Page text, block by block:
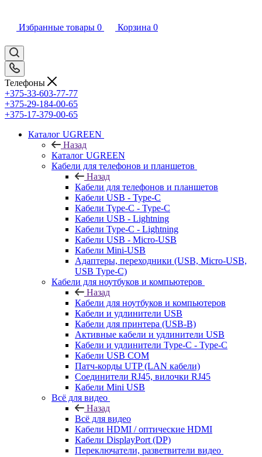
Избранные товары 0 Корзина 0
Телефоны
+375-33-603-77-77
+375-29-184-00-65
+375-17-379-00-65
Каталог UGREEN
Назад
Каталог UGREEN
Кабели для телефонов и планшетов
Назад
Кабели для телефонов и планшетов
Кабели USB - Type-C
Кабели Type-C - Type-C
Кабели USB - Lightning
Кабели Type-C - Lightning
Кабели USB - Micro-USB
Кабели Mini-USB
Адаптеры, переходники (USB, Micro-USB,
USB Type-C)
Кабели для ноутбуков и компьютеров
Назад
Кабели для ноутбуков и компьютеров
Кабели и удлинители USB
Кабели для принтера (USB-B)
Активные кабели и удлинители USB
Кабели и удлинители Type-C - Type-C
Кабели USB COM
Патч-корды UTP (LAN кабели)
Соединители RJ45, вилочки RJ45
Кабели Mini USB
Всё для видео
Назад
Всё для видео
Кабели HDMI / оптические HDMI
Кабели DisplayPort (DP)
Переключатели, разветвители видео